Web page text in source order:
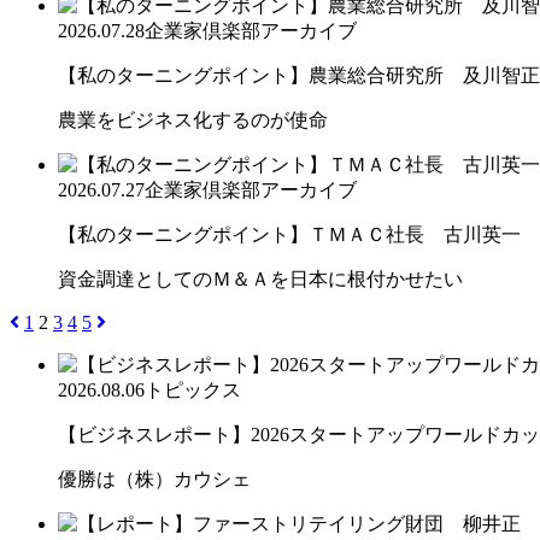
2026.07.28企業家倶楽部アーカイブ
【私のターニングポイント】農業総合研究所 及川智正
農業をビジネス化するのが使命
2026.07.27企業家倶楽部アーカイブ
【私のターニングポイント】ＴＭＡＣ社長 古川英一
資金調達としてのＭ＆Ａを日本に根付かせたい
1 2 3 4 5
2026.08.06 トピックス
【ビジネスレポート】2026スタートアップワールドカ
優勝は（株）カウシェ